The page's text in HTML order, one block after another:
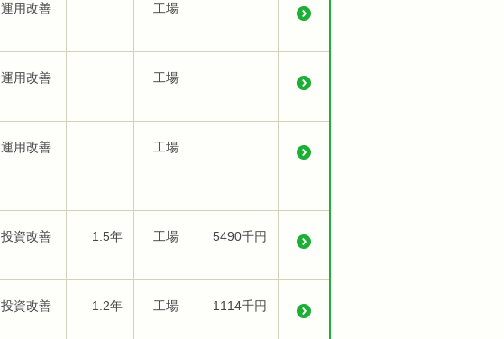
運用改善 工場
運用改善 工場
運用改善 工場
投資改善 1.5年 工場 5490千円
投資改善 1.2年 工場 1114千円